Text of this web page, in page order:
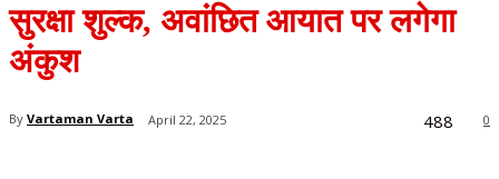
सुरक्षा शुल्क, अवांछित आयात पर लगेगा
अंकुश
By Vartaman Varta April 22, 2025 0
488